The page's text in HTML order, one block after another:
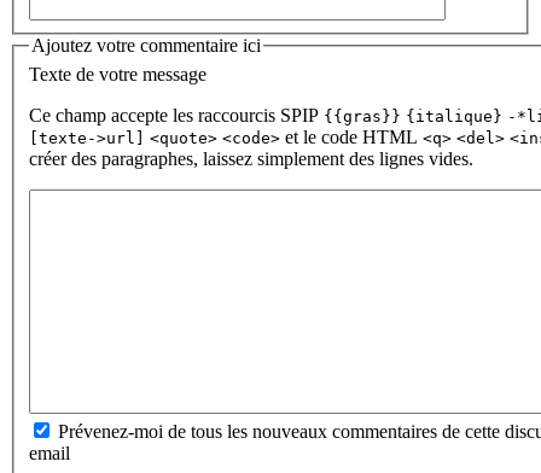
Ajoutez votre commentaire ici
Texte de votre message
Ce champ accepte les raccourcis SPIP {{gras}} {italique} -
[texte->url] <quote> <code> et le code HTML <q> <del>
créer des paragraphes, laissez simplement des lignes vides.
Prévenez-moi de tous les nouveaux commentaires de cette
email